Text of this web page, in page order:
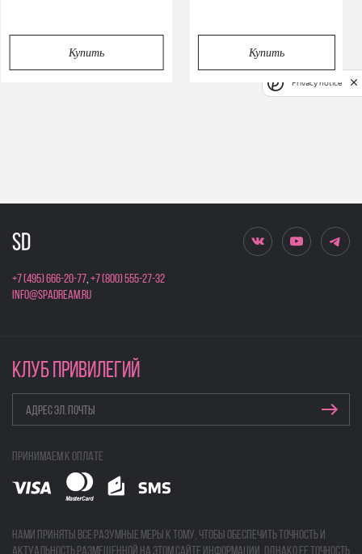
Купить Купить
+7 (495) 666-20-77,+7 (800) 555-27-32
info@spadream.ru
КЛУБ ПРИВИЛЕГИЙ
Принимаем к оплате
Нами приняты все разумные меры к тому, чтобы обеспечить точность и
Privacy notice